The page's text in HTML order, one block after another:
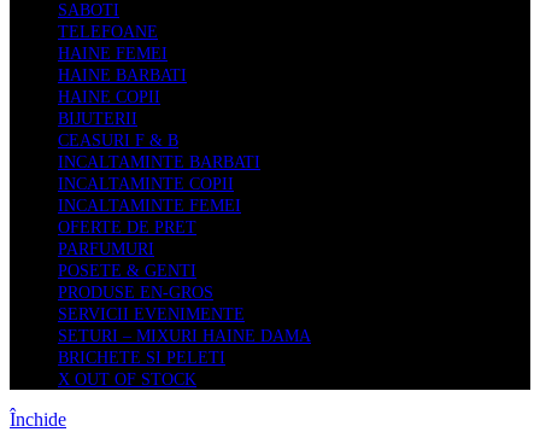
SABOTI
TELEFOANE
HAINE FEMEI
HAINE BARBATI
HAINE COPII
BIJUTERII
CEASURI F & B
INCALTAMINTE BARBATI
INCALTAMINTE COPII
INCALTAMINTE FEMEI
OFERTE DE PRET
PARFUMURI
POSETE & GENTI
PRODUSE EN-GROS
SERVICII EVENIMENTE
SETURI – MIXURI HAINE DAMA
BRICHETE SI PELETI
X OUT OF STOCK
Închide